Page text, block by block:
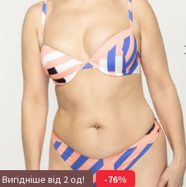
Вигідніше від 2 од! -76%